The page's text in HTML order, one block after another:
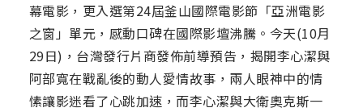
幕電影，更入選第24屆釜山國際電影節「亞洲電影
之窗」單元，感動口碑在國際影壇沸騰。今天(10月
29日)，台灣發行片商發佈前導預告，揭開李心潔與
阿部寬在戰亂後的動人愛情故事，兩人眼神中的情
愫讓影迷看了心跳加速，而李心潔與大衛奧克斯一